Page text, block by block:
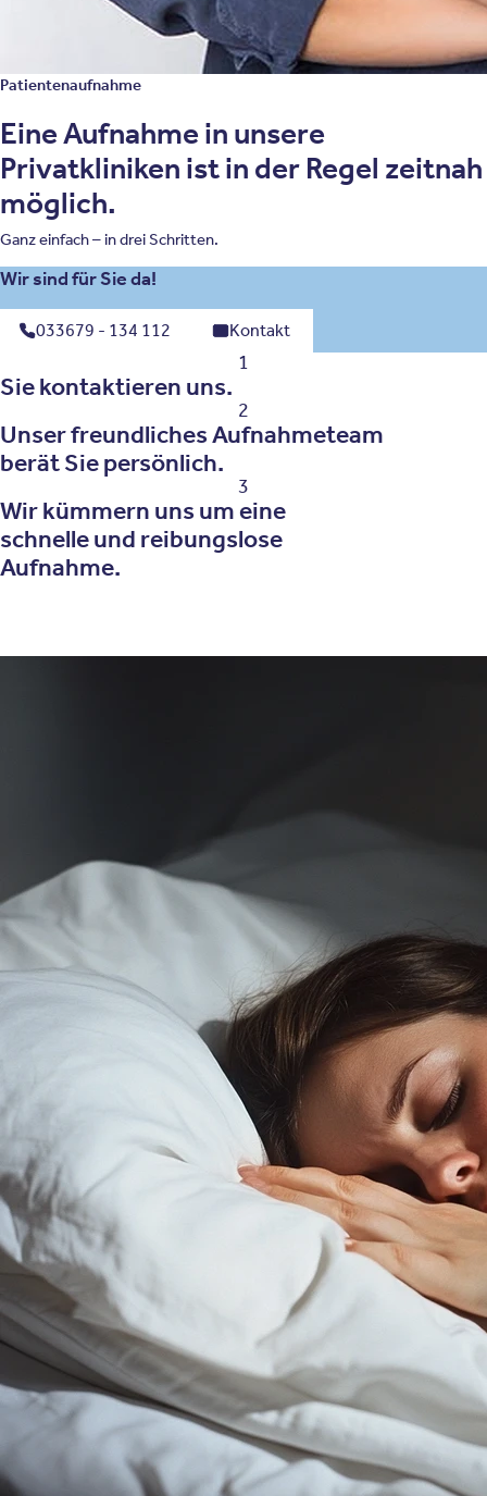
Patientenaufnahme
Eine Aufnahme in unsere
Privatkliniken ist in der Regel zeitnah
möglich.
Ganz einfach – in drei Schritten.
Wir sind für Sie da!
033679 - 134 112 Kontakt
1
Sie kontaktieren uns.
2
Unser freundliches Aufnahmeteam
berät Sie persönlich.
3
Wir kümmern uns um eine
schnelle und reibungslose
Aufnahme.
Manchmal bemerken die Betroffenen diese, weil sie von
ihnen unsanft aus dem Schlaf geweckt werden. Sie
schrecken auf oder haben sogar das Gefühl der Luftnot.
Nächtliche Panikattacken können ebenfalls ihre Ursache
in Atempausen im Schlaf haben.
Andere bemerken überhaupt nicht, dass im Schlaf etwas
nicht stimmt. Sie fühlen sich jedoch morgens
unausgeruht, erschöpft und tagsüber schläfrig oder
nicht so leistungsfähig wie früher. Oftmals entsteht
parallel zur Atmungsstörung auch ein Bluthochdruck, der
den nächtlichen Stress ausdrückt, den der Körper mit
den Atempausen hat.
Daraus wiederum können Folgerisiken entstehen. Die
Wahrscheinlichkeit, in der Zukunft einen Herzinfarkt
oder Schlaganfall zu erleiden, steigt deutlich bei einer
unbehandelten Atmungsstörung.
In unserer Klinik behandeln wir viele Menschen mit einer
Erschöpfungssymptomatik (Burn-Out) oder depressiven
Episoden. Hier kann es ebenfalls sinnvoll sein, eine
nächtliche Atmungsstörung als Ursache auszuschließen.
Bestätigt sich diese, können wir innerhalb weniger Tage
die Behandlung derselben einleiden und individuell für Sie
anpassen.